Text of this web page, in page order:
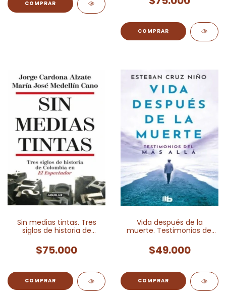
Sin medias tintas. Tres
siglos de historia de
Espectador
$75.000
Vida después de la
muerte. Testimonios del
$49.000